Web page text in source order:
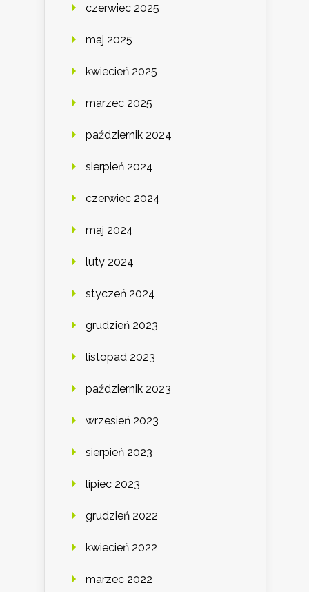
czerwiec 2025
maj 2025
kwiecień 2025
marzec 2025
październik 2024
sierpień 2024
czerwiec 2024
maj 2024
luty 2024
styczeń 2024
grudzień 2023
listopad 2023
październik 2023
wrzesień 2023
sierpień 2023
lipiec 2023
grudzień 2022
kwiecień 2022
marzec 2022